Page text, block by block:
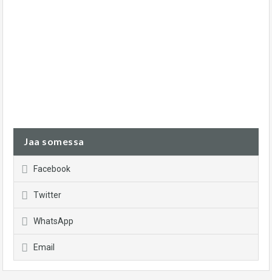
Jaa somessa
Facebook
Twitter
WhatsApp
Email